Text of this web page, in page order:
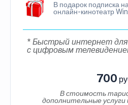
В подарок подписка на
онлайн-кинотеатр
* Быстрый интернет
с цифровым
700
В стоимость
дополнительные услуги